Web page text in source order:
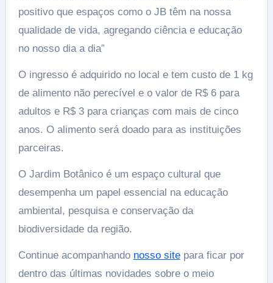
positivo que espaços como o JB têm na nossa
qualidade de vida, agregando ciência e educação
no nosso dia a dia”
O ingresso é adquirido no local e tem custo de 1 kg
de alimento não perecível e o valor de R$ 6 para
adultos e R$ 3 para crianças com mais de cinco
anos. O alimento será doado para as instituições
parceiras.
O Jardim Botânico é um espaço cultural que
desempenha um papel essencial na educação
ambiental, pesquisa e conservação da
biodiversidade da região.
Continue acompanhando nosso sitepara ficar por
dentro das últimas novidades sobre o meio